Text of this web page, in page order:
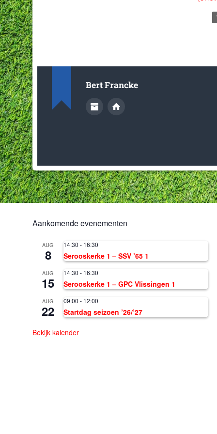
Bert Francke
Aankomende evenementen
AUG
8
14:30 - 16:30
Serooskerke 1 – SSV ’65 1
AUG
15
14:30 - 16:30
Serooskerke 1 – GPC Vlissingen 1
AUG
22
09:00 - 12:00
Startdag seizoen ’26/’27
Bekijk kalender